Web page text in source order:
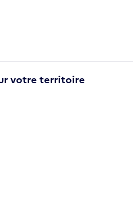
votre territoire